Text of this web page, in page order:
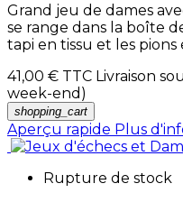
Grand jeu de dames
se range dans la boîte
tapi en tissu et les pions
41,00 € TTC Livraison
week-end)
shopping_cart
Aperçu rapide Plus
Rupture de stock